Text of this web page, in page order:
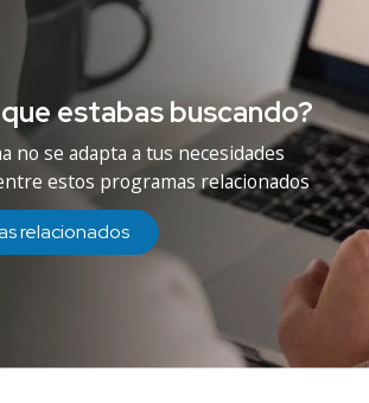
estabas buscando?
no se adapta a tus necesidades
estos programas relacionados
relacionados